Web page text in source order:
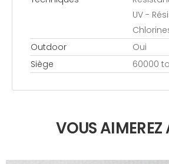
UV -
Outdoor
Oui
Siège
60000
VOUS AIMEREZ